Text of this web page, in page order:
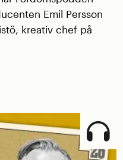
Emil Persson
kreativ chef på